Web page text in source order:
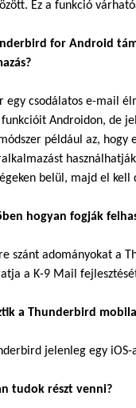
Ez a funkció
for Android
egy csodálatos e-mail
Androidon, de
például az, hogy
belül, majd el
hogyan fogják
szánt adományokat a
a K-9 Mail
a Thunderbird
jelenleg egy
tudok részt venni?